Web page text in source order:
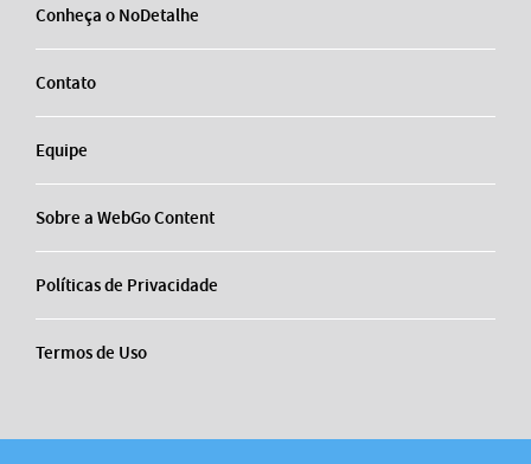
Conheça o NoDetalhe
Contato
Equipe
Sobre a WebGo Content
Políticas de Privacidade
Termos de Uso